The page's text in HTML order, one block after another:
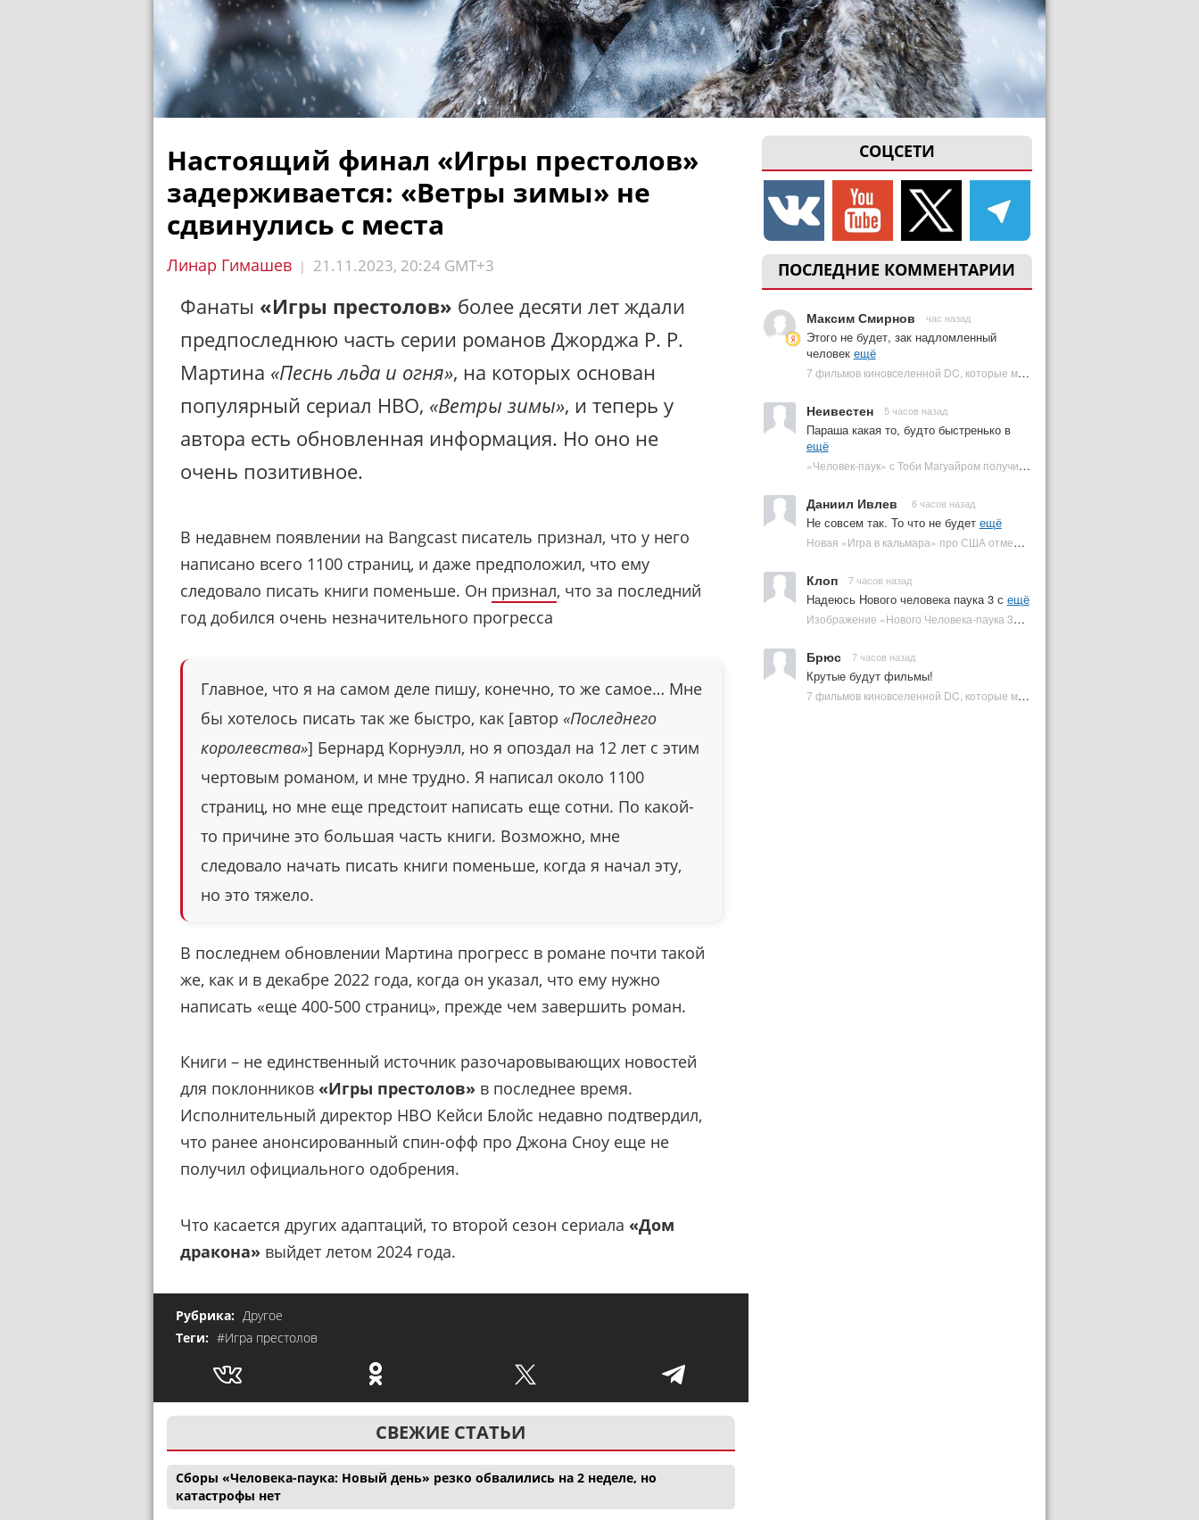
СОЦСЕТИ
ПОСЛЕДНИЕ КОММЕНТАРИИ
Максим Смирнов час назад
Этого не будет, зак надломленный
человек ещё
7 фильмов киновселенной DC, которые может снять Зак Снайдер | Plugged In Ru
Неивестен 5 часов назад
Параша какая то, будто быстренько в
ещё
«Человек-паук» с Тоби Магуайром получил новый постер | Plugged In Ru
Даниил Ивлев 6 часов назад
Не совсем так. То что не будет ещё
Новая «Игра в кальмара» про США отменена | Plugged In Ru
Клоп 7 часов назад
Надеюсь Нового человека паука 3 с ещё
Изображение «Нового Человека-паука 3» подтвердило Зловещую шестерку | Plugged In Ru
Брюс 7 часов назад
Крутые будут фильмы!
7 фильмов киновселенной DC, которые может снять Зак Снайдер | Plugged In Ru
Настоящий финал «Игры престолов»
задерживается: «Ветры зимы» не
сдвинулись с места
Линар Гимашев | 21.11.2023, 20:24 GMT+3
Фанаты «Игры престолов» более десяти лет ждали
предпоследнюю часть серии романов Джорджа Р. Р.
Мартина «Песнь льда и огня», на которых основан
популярный сериал HBO, «Ветры зимы», и теперь у
автора есть обновленная информация. Но оно не
очень позитивное.
В недавнем появлении на Bangcast писатель признал, что у него
написано всего 1100 страниц, и даже предположил, что ему
следовало писать книги поменьше. Он признал, что за последний
год добился очень незначительного прогресса
Главное, что я на самом деле пишу, конечно, то же самое… Мне
бы хотелось писать так же быстро, как [автор «Последнего
королевства»] Бернард Корнуэлл, но я опоздал на 12 лет с этим
чертовым романом, и мне трудно. Я написал около 1100
страниц, но мне еще предстоит написать еще сотни. По какой-
то причине это большая часть книги. Возможно, мне
следовало начать писать книги поменьше, когда я начал эту,
но это тяжело.
В последнем обновлении Мартина прогресс в романе почти такой
же, как и в декабре 2022 года, когда он указал, что ему нужно
написать «еще 400-500 страниц», прежде чем завершить роман.
Книги – не единственный источник разочаровывающих новостей
для поклонников «Игры престолов» в последнее время.
Исполнительный директор HBO Кейси Блойс недавно подтвердил,
что ранее анонсированный спин-офф про Джона Сноу еще не
получил официального одобрения.
Что касается других адаптаций, то второй сезон сериала «Дом
дракона» выйдет летом 2024 года.
Рубрика: Другое
Теги: #Игра престолов
СВЕЖИЕ СТАТЬИ
Сборы «Человека-паука: Новый день» резко обвалились на 2 неделе, но
катастрофы нет